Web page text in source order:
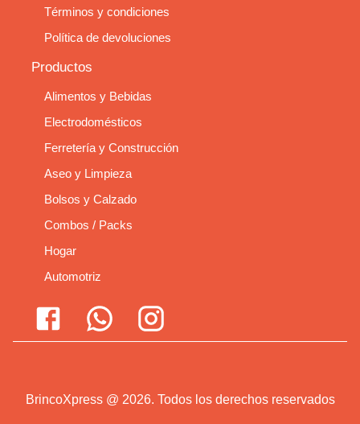
Términos y condiciones
Política de devoluciones
Productos
Alimentos y Bebidas
Electrodomésticos
Ferretería y Construcción
Aseo y Limpieza
Bolsos y Calzado
Combos / Packs
Hogar
Automotriz
BrincoXpress@ 2026. Todos los derechos reservados